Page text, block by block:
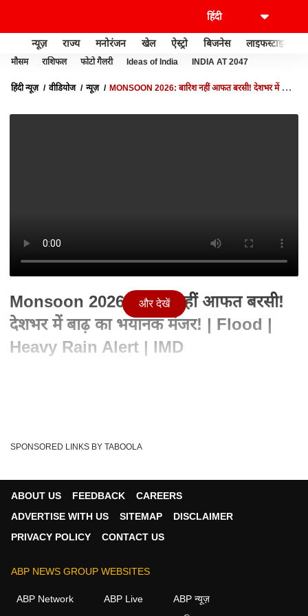
न्यूज़ राज्य मनोरंजन खेल ऐस्ट्रो बिजनेस लाइफस्टाइल
मौसम राशिफल फोटो गैलरी Ideas of India INDIA AT 2047
हिंदी न्यूज़ वीडियोज न्यूज़
MONSOON 2026: बारिश नहीं आफत बरसी! देशभर में बाढ़
Monsoon 2026: बारिश नहीं आफत बरसी!
देशभर में बाढ़ का भयानक मंजर! | Flood |
Heavy Rain Alert | IMD
Written By :एबीपी न्यूज़
08 Jul 2026 09:40 PM (IST)
और देखें
SPONSORED LINKS BY TABOOLA
ABOUT US FEEDBACK
CAREERS
ADVERTISE WITH US
SITEMAP
DISCLAIMER
PRIVACY POLICY
CONTACT US
ABP NEWS GROUP WEBSITES
ABP Network ABP Live
ABP न्यूज़